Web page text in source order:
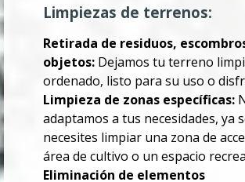
Limpiezas de terrenos:
Retirada de residuos,
objetos: Dejamos tu terreno
ordenado, listo para su uso o
Limpieza de zonas específicas:
adaptamos a tus necesidades, ya
necesites limpiar una zona de
área de cultivo o un espacio
Eliminación de elementos